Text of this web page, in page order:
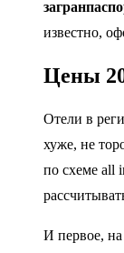
известно,
Цены
Отели в
хуже, не
по схеме all
И первое,